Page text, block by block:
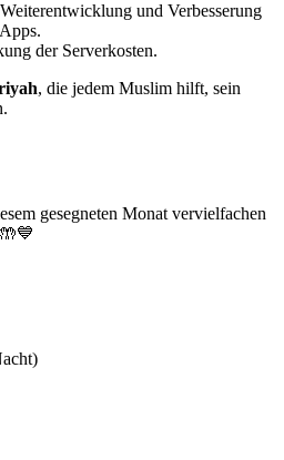
Weiterentwicklung und Verbesserung
der Serverkosten.
, die jedem Muslim hilft, sein
gesegneten Monat vervielfachen